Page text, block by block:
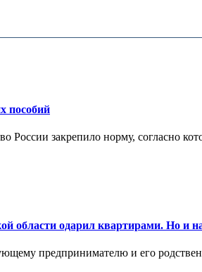
пособий
России закрепило норму, согласно
области одарил квартирами. Но и
предпринимателю и его